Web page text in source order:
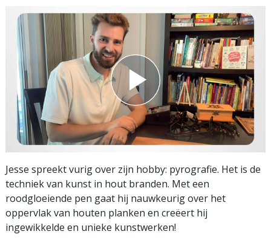
Jesse spreekt vurig over zijn hobby: pyrografie. Het is de
techniek van kunst in hout branden. Met een
roodgloeiende pen gaat hij nauwkeurig over het
oppervlak van houten planken en creëert hij
ingewikkelde en unieke kunstwerken!